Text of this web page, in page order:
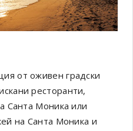
от оживен градски
ресторанти,
Санта Моника или
на Санта Моника и